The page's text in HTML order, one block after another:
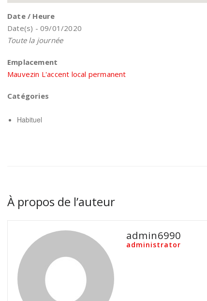
Date / Heure
Date(s) - 09/01/2020
Toute la journée
Emplacement
Mauvezin L'accent local permanent
Catégories
Habituel
À propos de l’auteur
admin6990
administrator